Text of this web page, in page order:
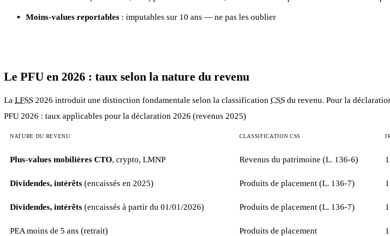
Moins-values reportables : imputables sur 10 ans — ne pas les oublier
Le PFU en 2026 : taux selon la nature du revenu
La LFSS 2026 introduit une distinction fondamentale selon la classification CSS du revenu. Pour la
PFU 2026 : taux applicables pour la déclaration 2026 (revenus 2025)
NATURE DU REVENU CLASSIFICATION CSS IR
Plus-values mobilières CTO, crypto, LMNP Revenus du patrimoine (L. 136-6)
Dividendes, intérêts (encaissés en 2025) Produits de placement (L. 136-7)
Dividendes, intérêts (encaissés à partir du 01/01/2026) Produits de placement (L. 136-7)
PEA moins de 5 ans (retrait) Produits de placement